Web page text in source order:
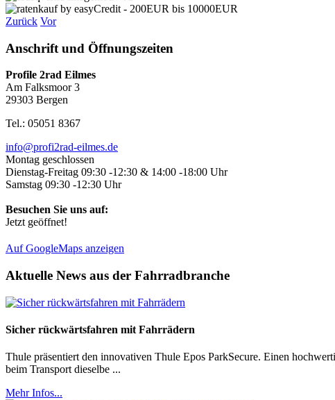
Zurück Vor
Anschrift und Öffnungszeiten
Profile 2rad Eilmes
Am Falksmoor 3
29303 Bergen
Tel.: 05051 8367
info@profi2rad-eilmes.de
Montag geschlossen
Dienstag-Freitag 09:30 -12:30 & 14:00 -18:00 Uhr
Samstag 09:30 -12:30 Uhr
Besuchen Sie uns auf:
Jetzt geöffnet!
Auf GoogleMaps anzeigen
Aktuelle News aus der Fahrradbranche
Sicher rückwärtsfahren mit Fahrrädern
Thule präsentiert den innovativen Thule Epos ParkSecure. Einen
beim Transport dieselbe ...
Mehr Infos...